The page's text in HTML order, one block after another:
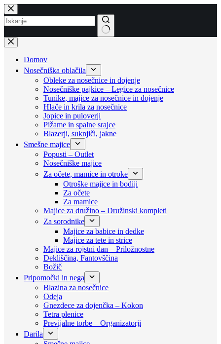
Skip
to
content
No
results
Domov
Nosečniška oblačila
Obleke za nosečnice in dojenje
Nosečniške pajkice – Legice za nosečnice
Tunike, majice za nosečnice in dojenje
Hlače in krila za nosečnice
Jopice in puloverji
Pižame in spalne srajce
Blazerji, suknjiči, jakne
Smešne majice
Popusti – Outlet
Nosečniške majice
Za očete, mamice in otroke
Otroške majice in bodiji
Za očete
Za mamice
Majice za družino – Družinski kompleti
Za sorodnike
Majice za babice in dedke
Majice za tete in strice
Majice za rojstni dan – Priložnostne
Dekliščina, Fantovščina
Božič
Pripomočki in nega
Blazina za nosečnice
Odeja
Gnezdece za dojenčka – Kokon
Tetra plenice
Previjalne torbe – Organizatorji
Darila